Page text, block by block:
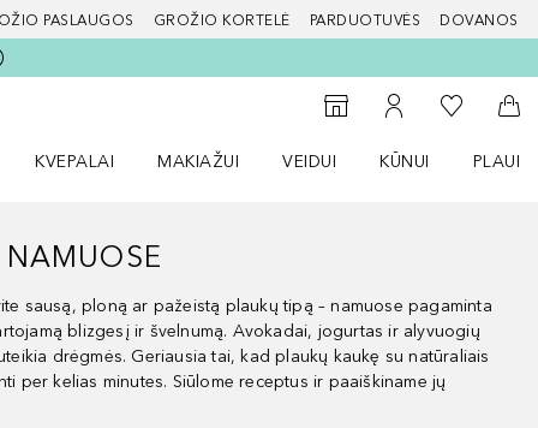
PASLAUGOS GROŽIO KORTELĖ PARDUOTUVĖS DOVANOS
Į parduotuvių paiešką
Į mano paskyrą
Į mano
Į
KVEPALAI
MAKIAŽUI
VEIDUI
KŪNUI
sausą, ploną ar pažeistą plaukų tipą – namuose pagaminta
blizgesį ir švelnumą. Avokadai, jogurtas ir alyvuogių
drėgmės. Geriausia tai, kad plaukų kaukę su natūraliais
per kelias minutes. Siūlome receptus ir paaiškiname jų